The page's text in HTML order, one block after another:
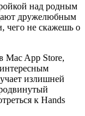
над родным
дружелюбным
чего не скажешь о
Mac App Store,
излишней
к Hands